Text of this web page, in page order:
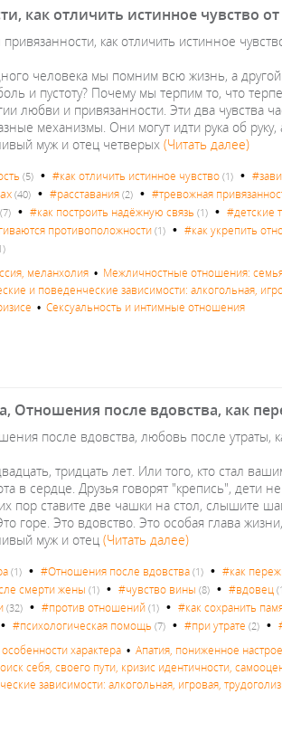
как отличить истинное чувство
как отличить истинное
человека мы помним всю жизнь, а
и пустоту? Почему мы терпим то, что
любви и привязанности. Эти два чувства
механизмы. Они могут идти рука об руку,
муж и отец четверых(Читать далее)
(5) •#как отличить истинное чувство (1) •
(40) •#расставания (2) •#тревожная
(7) •#как построить надёжную связь (1) •#детские
противоположности (1) •#как укрепить
меланхолия • Межличностные отношения:
и поведенческие зависимости: алкогольная,
•Сексуальность и интимные отношения
Отношения после вдовства, как
после вдовства, любовь после утраты,
тридцать лет. Или того, кто стал
в сердце. Друзья говорят "крепись", дети
пор ставите две чашки на стол, слышите
горе. Это вдовство. Это особая глава
муж и отец(Читать далее)
(1) •#Отношения после вдовства (1) •#как
смерти жены (1) •#чувство вины (8) •#вдовец
(32) •#против отношений (1) •#как сохранить
•#психологическая помощь (7) •#при утрате (2) •
характера •Апатия, пониженное
себя, своего пути, кризис идентичности,
зависимости: алкогольная, игровая,